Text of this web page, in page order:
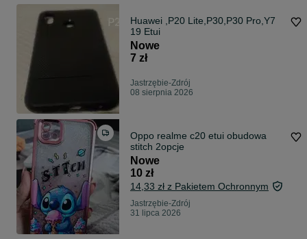
Huawei ,P20 Lite,P30,P30 Pro,Y7
19 Etui
Nowe
7 zł
Jastrzębie-Zdrój
08 sierpnia 2026
Oppo realme c20 etui obudowa
stitch 2opcje
Nowe
10 zł
14,33 zł z Pakietem Ochronnym
Jastrzębie-Zdrój
31 lipca 2026